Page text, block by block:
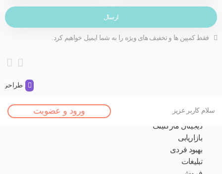
فقط کمپین ها و تخفیف های ویژه را به شما ایمیل خواهیم کرد.
طراحی
سلام کاربر عزیز ورود و عضویت
مقالات
دیجیتال مارکتینگ
بازاریابی
بهبود فردی
تبلیغات